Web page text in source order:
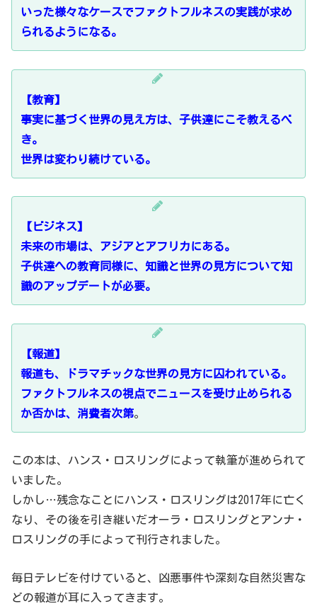
いった様々なケースでファクトフルネスの実践が求め
られるようになる。
【教育】
事実に基づく世界の見え方は、子供達にこそ教えるべ
き。
世界は変わり続けている。
【ビジネス】
未来の市場は、アジアとアフリカにある。
子供達への教育同様に、知識と世界の見方について知
識のアップデートが必要。
【報道】
報道も、ドラマチックな世界の見方に囚われている。
ファクトフルネスの視点でニュースを受け止められる
か否かは、消費者次第。
この本は、ハンス・ロスリングによって執筆が進められて
いました。
しかし…残念なことにハンス・ロスリングは2017年に亡く
なり、その後を引き継いだオーラ・ロスリングとアンナ・
ロスリングの手によって刊行されました。
毎日テレビを付けていると、凶悪事件や深刻な自然災害な
どの報道が耳に入ってきます。